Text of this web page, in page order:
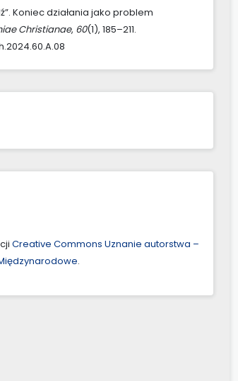
Koniec działania jako problem
Christianae, 60(1), 185–211.
Creative Commons Uznanie autorstwa –
.